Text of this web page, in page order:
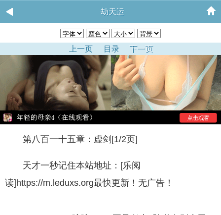
劫天运
上一页 目录 下一页
第八百一十五章：虚剑[1/2页]
天才一秒记住本站地址：[乐阅
读]https://m.leduxs.org最快更新！无广告！